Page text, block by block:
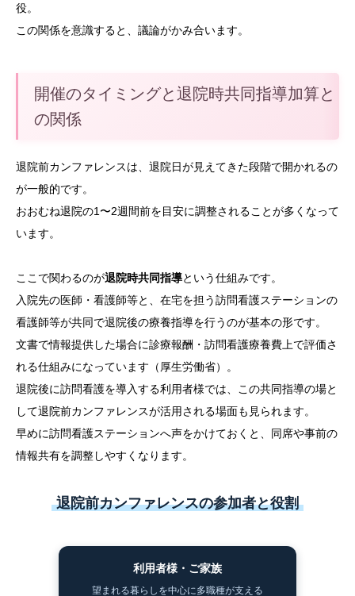
役。
この関係を意識すると、議論がかみ合います。
開催のタイミングと退院時共同指導加算と
の関係
退院前カンファレンスは、退院日が見えてきた段階で開かれるの
が一般的です。
おおむね退院の1〜2週間前を目安に調整されることが多くなって
います。
ここで関わるのが退院時共同指導という仕組みです。
入院先の医師・看護師等と、在宅を担う訪問看護ステーションの
看護師等が共同で退院後の療養指導を行うのが基本の形です。
文書で情報提供した場合に診療報酬・訪問看護療養費上で評価さ
れる仕組みになっています（厚生労働省）。
退院後に訪問看護を導入する利用者様では、この共同指導の場と
して退院前カンファレンスが活用される場面も見られます。
早めに訪問看護ステーションへ声をかけておくと、同席や事前の
情報共有を調整しやすくなります。
退院前カンファレンスの参加者と役割
利用者様・ご家族
望まれる暮らしを中心に多職種が支える